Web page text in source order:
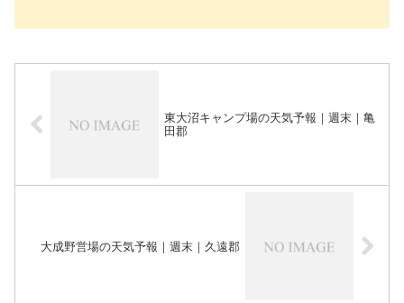
東大沼キャンプ場の天気予報｜週末｜亀
田郡
大成野営場の天気予報｜週末｜久遠郡